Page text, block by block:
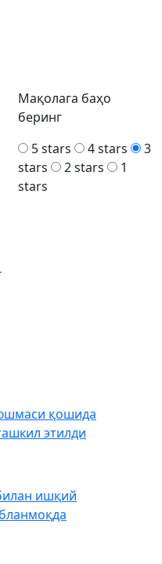
Мақолага баҳо
беринг
5 stars
4 stars
3
stars
2 stars
1
stars
қошида
этилди
ишқий